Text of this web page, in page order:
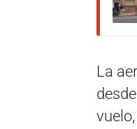
La